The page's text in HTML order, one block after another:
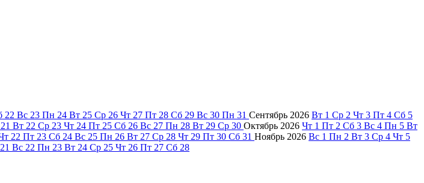
22 Вс 23 Пн 24 Вт 25 Ср 26 Чт 27 Пт 28 Сб 29 Вс 30 Пн 31 Сентябрь 2026 Вт 1 Ср 2 Чт 3 Пт 4 Сб 5
21 Вт 22 Ср 23 Чт 24 Пт 25 Сб 26 Вс 27 Пн 28 Вт 29 Ср 30 Октябрь 2026 Чт 1 Пт 2 Сб 3 Вс 4 Пн 5 Вт
22 Пт 23 Сб 24 Вс 25 Пн 26 Вт 27 Ср 28 Чт 29 Пт 30 Сб 31 Ноябрь 2026 Вс 1 Пн 2 Вт 3 Ср 4 Чт 5
21 Вс 22 Пн 23 Вт 24 Ср 25 Чт 26 Пт 27 Сб 28